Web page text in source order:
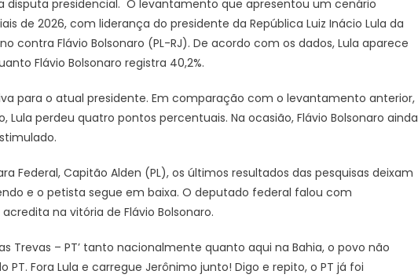
disputa presidencial. O levantamento que apresentou um cenário
de 2026, com liderança do presidente da República Luiz Inácio Lula da
contra Flávio Bolsonaro (PL-RJ). De acordo com os dados, Lula aparece
Flávio Bolsonaro registra 40,2%.
para o atual presidente. Em comparação com o levantamento anterior,
perdeu quatro pontos percentuais. Na ocasião, Flávio Bolsonaro ainda
Federal, Capitão Alden (PL), os últimos resultados das pesquisas deixam
e o petista segue em baixa. O deputado federal falou com
na vitória de Flávio Bolsonaro.
Trevas – PT’ tanto nacionalmente quanto aqui na Bahia, o povo não
Fora Lula e carregue Jerônimo junto! Digo e repito, o PT já foi